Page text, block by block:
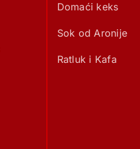
Domaći keks
Sok od Aronije
Ratluk i Kafa